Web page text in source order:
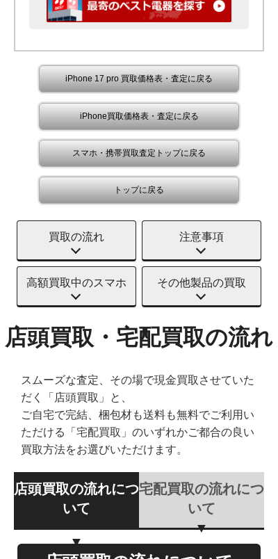
iPhone 17 pro 買取価格表・査定に戻る
iPhone買取価格表・査定に戻る
スマホ・携帯買取査定トップに戻る
トップに戻る
買取の流れ 注意事項
高額買取中のスマホ その他製品の買取
店頭買取・宅配買取の流れ
スムーズな査定、その場で現金買取させていた
だく「店頭買取」と、
ご自宅で完結、梱包材も送料も無料でご利用い
ただける「宅配買取」のいずれかご都合の良い
買取方法をお選びいただけます。
店頭買取の流れにつ
いて
宅配買取の流れにつ
いて